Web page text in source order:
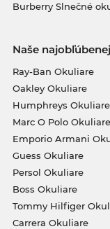
Burberry Slnečné
Naše
Ray-Ban Okuliare
Oakley Okuliare
Humphreys Okuliare
Marc O Polo Okuliare
Emporio Armani
Guess Okuliare
Persol Okuliare
Boss Okuliare
Tommy Hilfiger
Carrera Okuliare